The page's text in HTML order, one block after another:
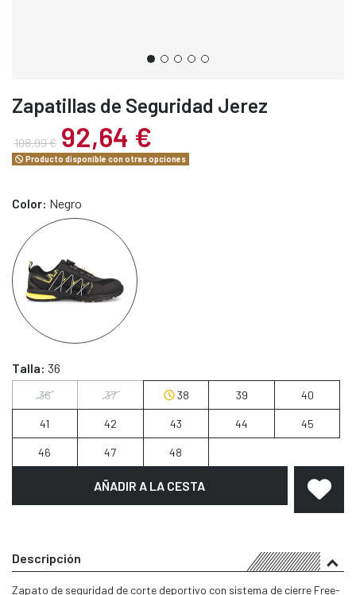
Zapatillas de Seguridad Jerez
108,99 € 92,64 €
Producto disponible con otras opciones
Color: Negro
Talla: 36
36 37 38 39 40
41 42 43 44 45
46 47 48
AÑADIR A LA CESTA
Descripción
Zapato de seguridad de corte deportivo con sistema de cierre Free-